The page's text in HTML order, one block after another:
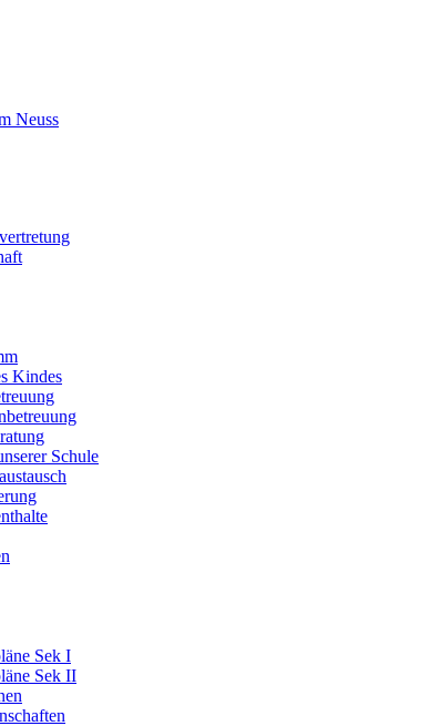
Kindes
Schule
Sek I
Sek II